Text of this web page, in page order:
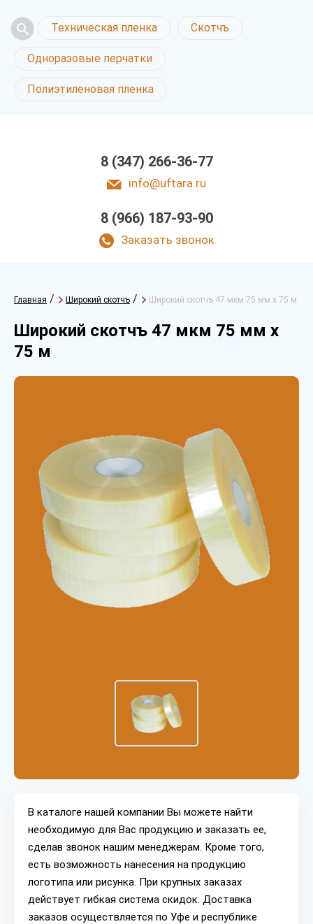
Техническая пленка Скотчъ
Одноразовые перчатки
Полиэтиленовая пленка
8 (347) 266-36-77
info@uftara.ru
8 (966) 187-93-90
Заказать звонок
Главная / Широкий скотчъ / Широкий скотчъ 47 мкм 75 мм х 75 м
Широкий скотчъ 47 мкм 75 мм х
75 м
В каталоге нашей компании Вы можете найти
необходимую для Вас продукцию и заказать ее,
сделав звонок нашим менеджерам. Кроме того,
есть возможность нанесения на продукцию
логотипа или рисунка. При крупных заказах
действует гибкая система скидок. Доставка
заказов осуществляется по Уфе и республике